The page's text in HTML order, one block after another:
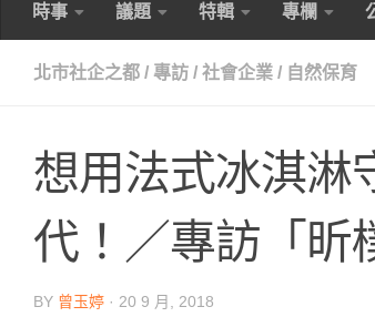
時事 議題 特輯 專欄
北市社企之都 / 專訪 / 社會企業 / 自然保育
想用法式冰淇淋
代！／專訪「昕
BY 曾玉婷 · 20 9 月, 2018